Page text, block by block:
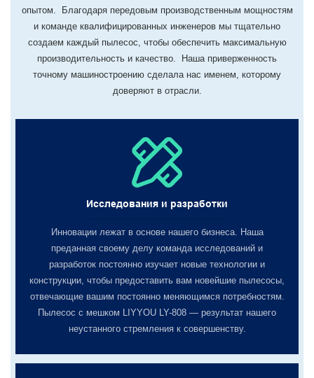
опытом. Благодаря передовым производственным мощностям
и команде квалифицированных инженеров мы тщательно
создаем каждый пылесос, чтобы обеспечить максимальную
производительность и качество. Наша приверженность
точному машиностроению сделала нас именем, которому
доверяют в отрасли.
Исследования и разработки
Инновации лежат в основе нашего бизнеса. Наша
преданная своему делу команда исследований и
разработок постоянно изучает новые технологии и
конструкции, чтобы предоставить вам новейшие пылесосы,
отвечающие вашим постоянно меняющимся потребностям.
Пылесос с мешком LIYYOU LY-808 — результат нашего
неустанного стремления к совершенству.